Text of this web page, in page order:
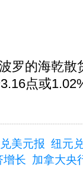
的海乾散
点或
兑美元报 纽元
增长 加拿大央